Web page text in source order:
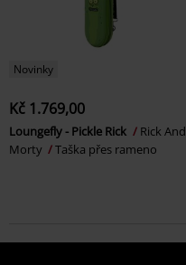
Novinky
Kč 1.769,00
Loungefly - Pickle Rick
Rick And
Morty
Taška přes rameno